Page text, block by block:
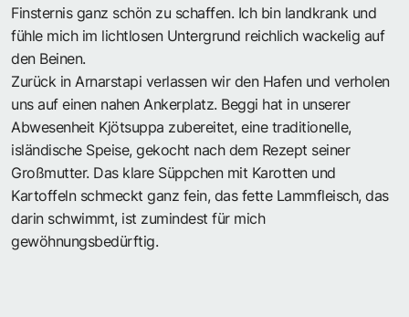
Finsternis ganz schön zu schaffen. Ich bin landkrank und
fühle mich im lichtlosen Untergrund reichlich wackelig auf
den Beinen.
Zurück in Arnarstapi verlassen wir den Hafen und verholen
uns auf einen nahen Ankerplatz. Beggi hat in unserer
Abwesenheit Kjötsuppa zubereitet, eine traditionelle,
isländische Speise, gekocht nach dem Rezept seiner
Großmutter. Das klare Süppchen mit Karotten und
Kartoffeln schmeckt ganz fein, das fette Lammfleisch, das
darin schwimmt, ist zumindest für mich
gewöhnungsbedürftig.